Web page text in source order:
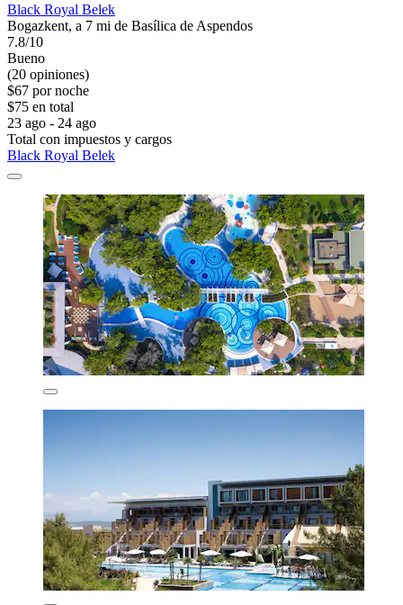
Black Royal Belek
Bogazkent, a 7 mi de Basílica de Aspendos
7.8/10
Bueno
(20 opiniones)
$67 por noche
$75 en total
23 ago - 24 ago
Total con impuestos y cargos
Black Royal Belek